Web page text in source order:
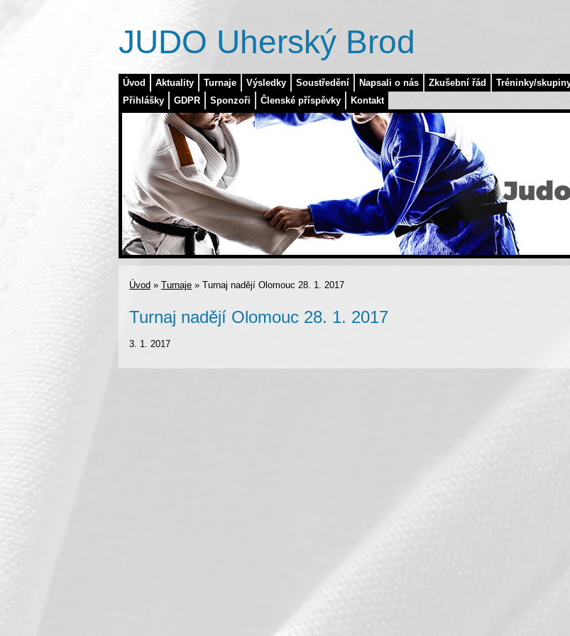
Úvod Aktuality Turnaje Výsledky Soustředění Napsali o nás Zkušební řád Tréninky/
Přihlášky
GDPR Sponzoři Členské příspěvky Kontakt
JUDO Uherský Brod
Úvod » Turnaje » Turnaj nadějí Olomouc 28. 1. 2017
Turnaj nadějí Olomouc 28. 1. 2017
3. 1. 2017